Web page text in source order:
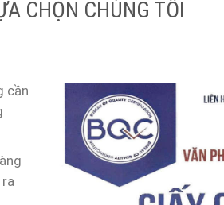
CHỌN CHÚNG TÔI
cần